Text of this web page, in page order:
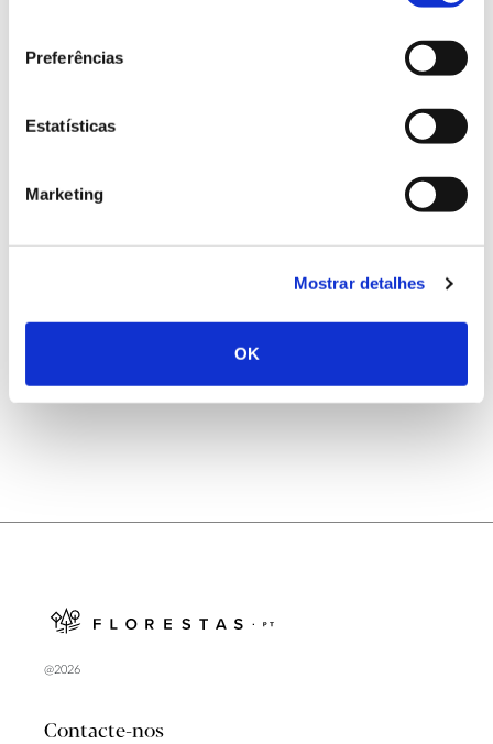
Preferências
Estatísticas
Marketing
Mostrar detalhes
OK
Registar galhas de Trichi em acácia-das-espigas:
Natureza e florestas procuram jovens voluntários
@2026
Contacte-nos